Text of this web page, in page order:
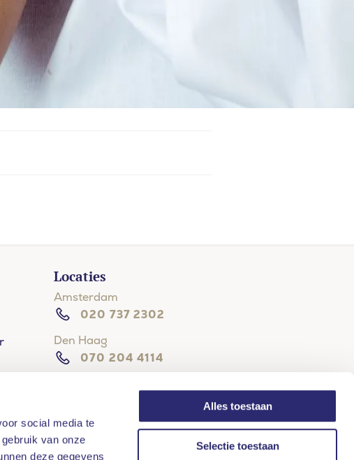
social media te
van onze
deze gegevens
Alles toestaan
Selectie toestaan
Locaties
Amsterdam
020 737 2302
Den Haag
070 204 4114
Oisterwijk
013 2045123